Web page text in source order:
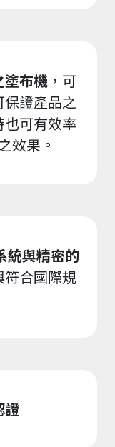
塗布機 ，可
證產品之
可有效率
效果。
統與精密的
符合國際規
證